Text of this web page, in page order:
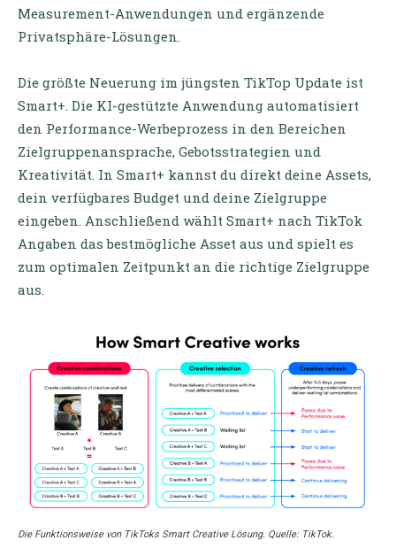
Measurement-Anwendungen und ergänzende
Privatsphäre-Lösungen.
Die größte Neuerung im jüngsten TikTop Update ist
Smart+. Die KI-gestützte Anwendung automatisiert
den Performance-Werbeprozess in den Bereichen
Zielgruppenansprache, Gebotsstrategien und
Kreativität. In Smart+ kannst du direkt deine Assets,
dein verfügbares Budget und deine Zielgruppe
eingeben. Anschließend wählt Smart+ nach TikTok
Angaben das bestmögliche Asset aus und spielt es
zum optimalen Zeitpunkt an die richtige Zielgruppe
aus.
Die Funktionsweise von TikToks Smart Creative Lösung. Quelle: TikTok.